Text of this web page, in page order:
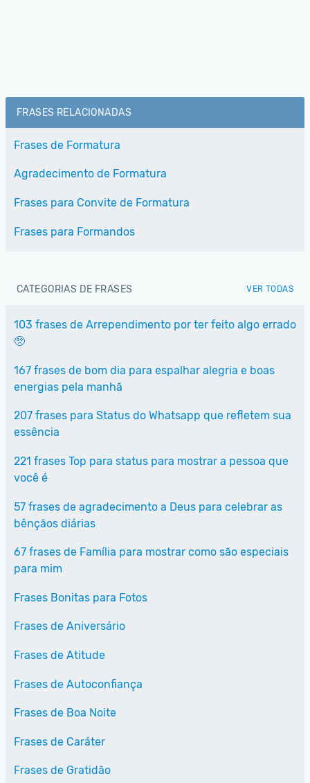
FRASES RELACIONADAS
Frases de Formatura
Agradecimento de Formatura
Frases para Convite de Formatura
Frases para Formandos
CATEGORIAS DE FRASES VER TODAS
103 frases de Arrependimento por ter feito algo errado
🥺
167 frases de bom dia para espalhar alegria e boas
energias pela manhã
207 frases para Status do Whatsapp que refletem sua
essência
221 frases Top para status para mostrar a pessoa que
você é
57 frases de agradecimento a Deus para celebrar as
bênçãos diárias
67 frases de Família para mostrar como são especiais
para mim
Frases Bonitas para Fotos
Frases de Aniversário
Frases de Atitude
Frases de Autoconfiança
Frases de Boa Noite
Frases de Caráter
Frases de Gratidão